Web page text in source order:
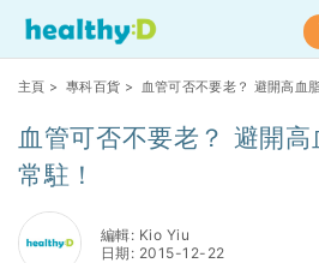
主頁 > 專科百貨 > 血管可否不要老？ 避開高血
血管可否不要老？ 避開
常駐！
編輯: Kio Yiu
日期: 2015-12-22